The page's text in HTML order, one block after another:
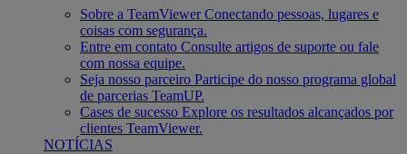
Sobre a TeamViewer Conectando pessoas, lugares e
coisas com segurança.
Entre em contato Consulte artigos de suporte ou fale
com nossa equipe.
Seja nosso parceiro Participe do nosso programa global
de parcerias TeamUP.
Cases de sucesso Explore os resultados alcançados por
clientes TeamViewer.
NOTÍCIAS